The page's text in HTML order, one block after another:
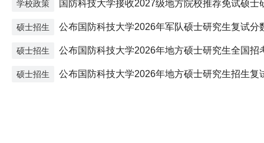
学校政策
国防科技大学接收2027级地方院校推荐免试硕士
生、参军入伍生）工作方案
硕士招生
公布国防科技大学2026年军队硕士研究生复试分
硕士招生
公布国防科技大学2026年地方硕士研究生全国招
硕士招生 公布国防科技大学2026年地方硕士研究生招生复